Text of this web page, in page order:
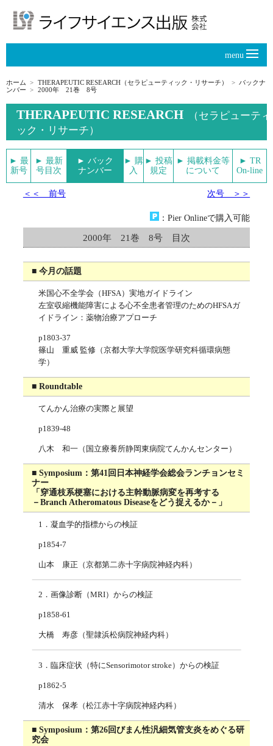
menu
ホーム THERAPEUTIC RESEARCH（セラピューティック・リサーチ）
バックナ
ンバー
2000年 21巻 8号
THERAPEUTIC RESEARCH
（セラピューティ
ック・リサーチ）
► 最
新号
► 最新
号目次
► バック
ナンバー
► 購
入
► 投稿
規定
► 掲載料金等
について
► TR
On-line
＜＜ 前号 次号 ＞＞
：Pier Onlineで購入可能
2000年 21巻 8号 目次
■ 今月の話題
米国心不全学会（HFSA）実地ガイドライン
左室収縮機能障害による心不全患者管理のためのHFSAガ
イドライン：薬物治療アプローチ
p1803-37
篠山 重威 監修（京都大学大学院医学研究科循環病態
学）
■ Roundtable
てんかん治療の実際と展望
p1839-48
八木 和一（国立療養所静岡東病院てんかんセンター）
■ Symposium：第41回日本神経学会総会ランチョンセミ
ナー
「穿通枝系梗塞における主幹動脈病変を再考する
－Branch Atheromatous Diseaseをどう捉えるか－」
1．凝血学的指標からの検証
p1854-7
山本 康正（京都第二赤十字病院神経内科）
2．画像診断（MRI）からの検証
p1858-61
大橋 寿彦（聖隷浜松病院神経内科）
3．臨床症状（特にSensorimotor stroke）からの検証
p1862-5
清水 保孝（松江赤十字病院神経内科）
■ Symposium：第26回びまん性汎細気管支炎をめぐる研
究会